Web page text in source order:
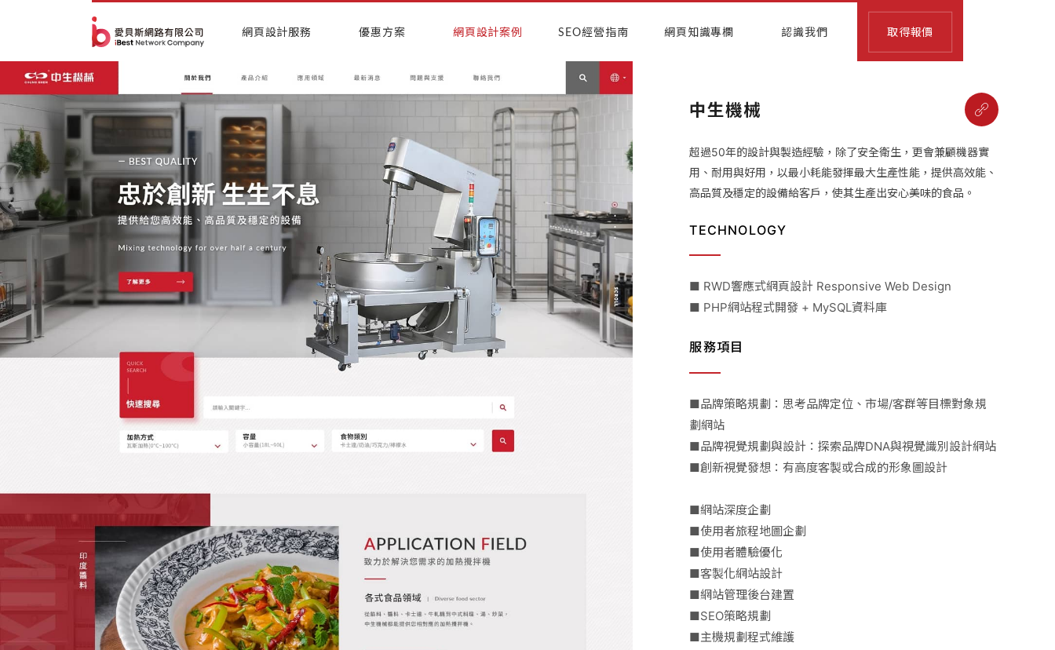
網頁設計服務 優惠方案 網頁設計案例 SEO經營指南 網頁知識專欄 認識我們 取得報價
中生機械
超過50年的設計與製造經驗，除了安全衛生，更會兼顧機器實
用、耐用與好用，以最小耗能發揮最大生產性能，提供高效能、
高品質及穩定的設備給客戶，使其生產出安心美味的食品。
TECHNOLOGY
■ RWD響應式網頁設計 Responsive Web Design
■ PHP網站程式開發 + MySQL資料庫
服務項目
■品牌策略規劃：思考品牌定位、市場/客群等目標對象規
劃網站
■品牌視覺規劃與設計：探索品牌DNA與視覺識別設計網站
■創新視覺發想：有高度客製或合成的形象圖設計
■網站深度企劃
■使用者旅程地圖企劃
■使用者體驗優化
■客製化網站設計
■網站管理後台建置
■SEO策略規劃
■主機規劃程式維護